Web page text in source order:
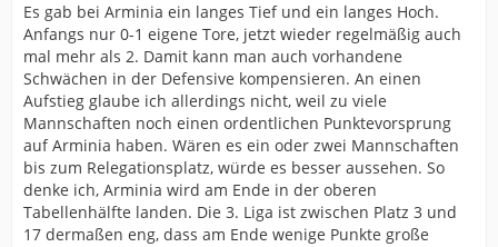
Es gab bei Arminia ein langes Tief und ein langes Hoch.
Anfangs nur 0-1 eigene Tore, jetzt wieder regelmäßig auch
mal mehr als 2. Damit kann man auch vorhandene
Schwächen in der Defensive kompensieren. An einen
Aufstieg glaube ich allerdings nicht, weil zu viele
Mannschaften noch einen ordentlichen Punktevorsprung
auf Arminia haben. Wären es ein oder zwei Mannschaften
bis zum Relegationsplatz, würde es besser aussehen. So
denke ich, Arminia wird am Ende in der oberen
Tabellenhälfte landen. Die 3. Liga ist zwischen Platz 3 und
17 dermaßen eng, dass am Ende wenige Punkte große